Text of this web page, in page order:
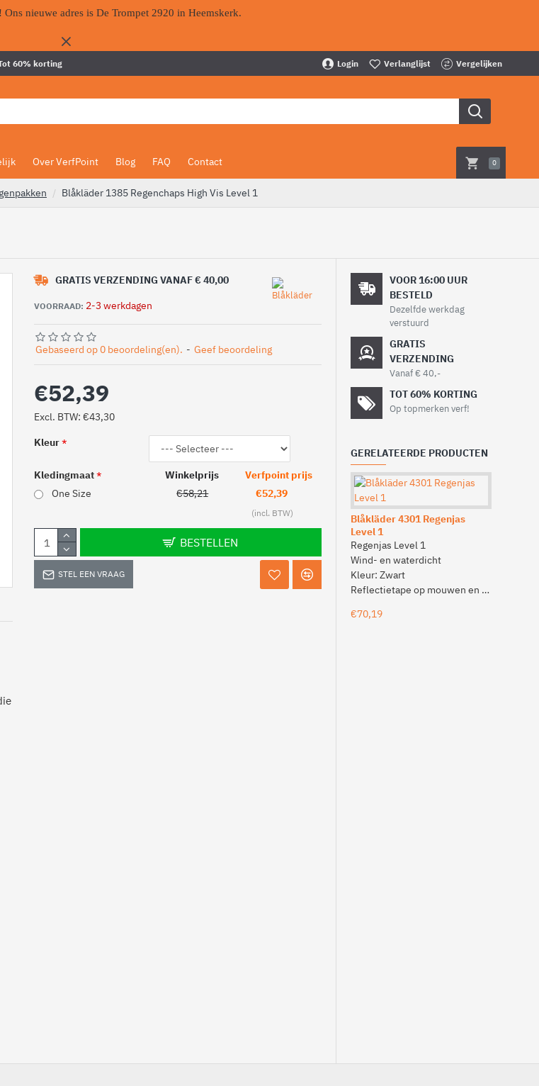
Ons nieuwe adres is De Trompet 2920 in Heemskerk.
60% korting Login Verlanglijst Vergelijken
Over VerfPoint Blog FAQ Contact 0
Blåkläder 1385 Regenchaps High Vis Level 1
GRATIS VERZENDING VANAF € 40,00
VOORRAAD: 2-3 werkdagen
Gebaseerd op 0 beoordeling(en). - Geef beoordeling
€52,39
Excl. BTW: €43,30
Kleur
Kledingmaat Winkelprijs
Verfpoint prijs
€58,21
€52,39
One Size
BESTELLEN
STEL EEN VRAAG
VOOR 16:00 UUR
BESTELD
Dezelfde werkdag
verstuurd
GRATIS
VERZENDING
Vanaf € 40,-
TOT 60% KORTING
Op topmerken verf!
GERELATEERDE PRODUCTEN
Blåkläder 4301 Regenjas
Level 1
Regenjas Level 1
Wind- en waterdicht
Kleur: Zwart
Reflectietape op mouwen en rug
€70,19